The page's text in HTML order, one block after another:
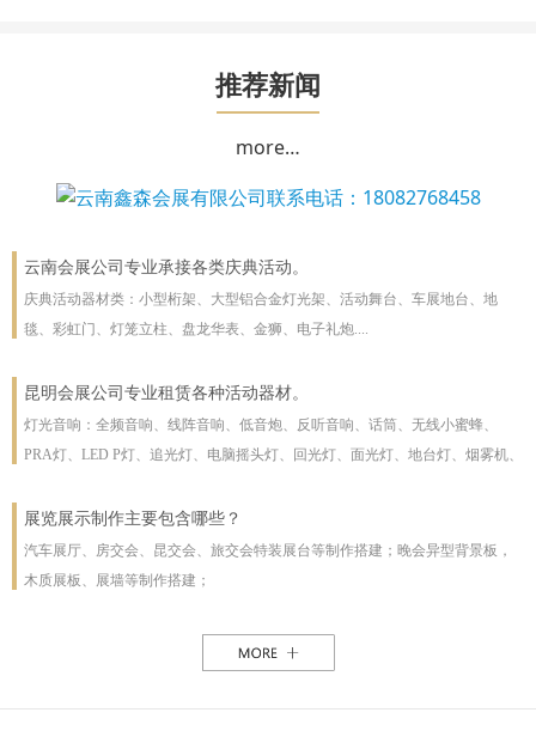
推荐新闻
more…
云南会展公司专业承接各类庆典活动。
庆典活动器材类：小型桁架、大型铝合金灯光架、活动舞台、车展地台、地
毯、彩虹门、灯笼立柱、盘龙华表、金狮、电子礼炮....
昆明会展公司专业租赁各种活动器材。
灯光音响：全频音响、线阵音响、低音炮、反听音响、话筒、无线小蜜蜂、
PRA灯、LED P灯、追光灯、电脑摇头灯、回光灯、面光灯、地台灯、烟雾机、
展览展示制作主要包含哪些？
汽车展厅、房交会、昆交会、旅交会特装展台等制作搭建；晚会异型背景板，
木质展板、展墙等制作搭建；